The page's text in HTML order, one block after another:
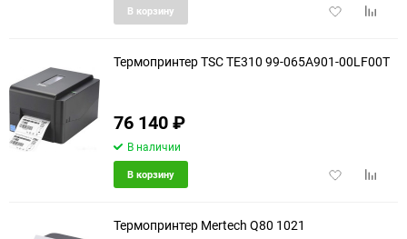
Добавить
В корзину
Термопринтер TSC TE310 99-065A901-00LF00T
76 140₽
В наличии
Добавить
В корзину
Термопринтер Mertech Q80 1021